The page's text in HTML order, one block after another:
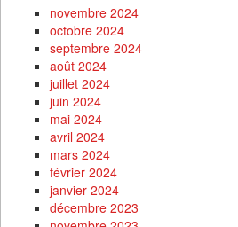
novembre 2024
octobre 2024
septembre 2024
août 2024
juillet 2024
juin 2024
mai 2024
avril 2024
mars 2024
février 2024
janvier 2024
décembre 2023